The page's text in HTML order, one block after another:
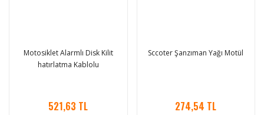
Motosiklet Alarmlı Disk Kilit
hatırlatma Kablolu
521,63 TL
Sccoter Şanzıman Yağı Motül
274,54 TL